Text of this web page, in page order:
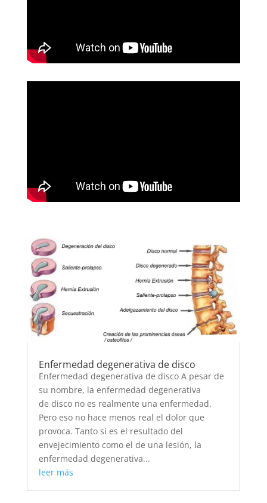
Enfermedad degenerativa de disco
Enfermedad degenerativa de disco A pesar de
su nombre, la enfermedad degenerativa
de disco no es realmente una enfermedad.
Pero eso no hace menos real el dolor que
provoca. Tanto si es el resultado del
envejecimiento como el de una lesión, la
enfermedad degenerativa...
leer más